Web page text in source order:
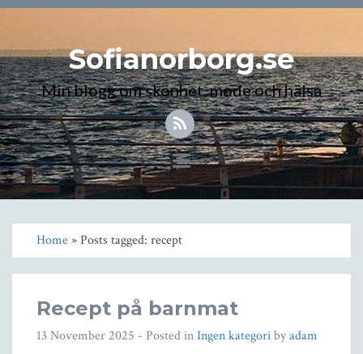
Sofianorborg.se
Min blogg om skönhet, mode och hälsa
Toggle
navigation
Home» Posts tagged: recept
Recept på barnmat
13 November 2025 - Posted inIngen kategoribyadam